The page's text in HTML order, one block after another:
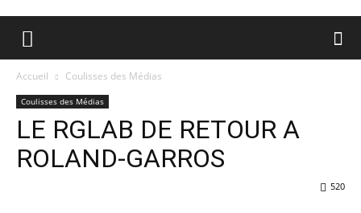
Accueil Coulisses des Médias
Coulisses des Médias
LE RGLAB DE RETOUR A
ROLAND-GARROS
520